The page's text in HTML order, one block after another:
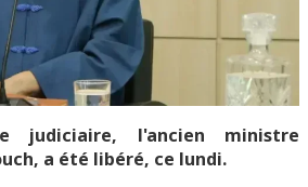
judiciaire, l'ancien ministre
a été libéré, ce lundi.